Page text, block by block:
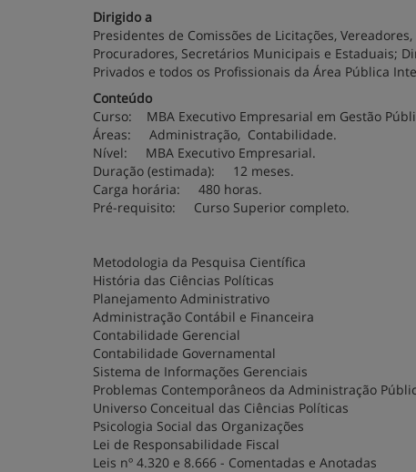
Dirigido a
Presidentes de Comissões de Licitações,
Procuradores, Secretários Municipais e Estaduais;
Privados e todos os Profissionais da Área Pública
Conteúdo
Curso: MBA Executivo Empresarial em Gestão
Áreas: Administração, Contabilidade.
Nível: MBA Executivo Empresarial.
Duração (estimada): 12 meses.
Carga horária: 480 horas.
Pré-requisito: Curso Superior completo.
Metodologia da Pesquisa Científica
História das Ciências Políticas
Planejamento Administrativo
Administração Contábil e Financeira
Contabilidade Gerencial
Contabilidade Governamental
Sistema de Informações Gerenciais
Problemas Contemporâneos da Administração
Universo Conceitual das Ciências Políticas
Psicologia Social das Organizações
Lei de Responsabilidade Fiscal
Leis nº 4.320 e 8.666 - Comentadas e Anotadas